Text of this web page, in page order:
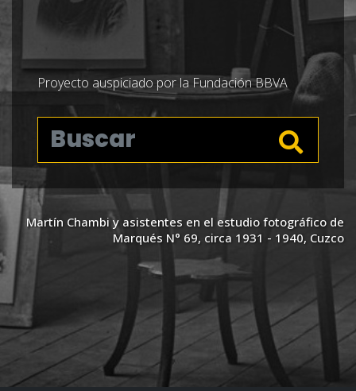
Proyecto auspiciado por la Fundación BBVA
Martín Chambi y asistentes en el estudio fotográfico de
Marqués N° 69, circa 1931 - 1940, Cuzco